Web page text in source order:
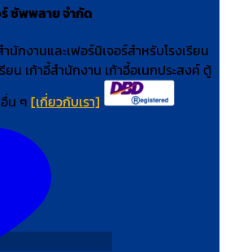
ซัพพลาย จำกัด
นักงานและเฟอร์นิเจอร์สำหรับโรงเรียน
ยน เก้าอี้สำนักงาน เก้าอี้อเนกประสงค์ ตู้
น ๆ [เกี่ยวกับเรา]